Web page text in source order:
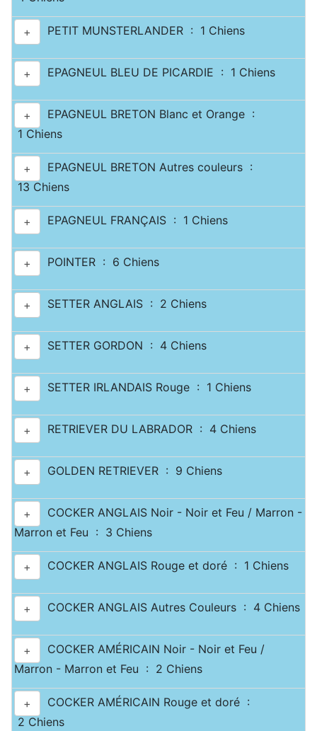
+ PETIT MUNSTERLANDER : 1 Chiens
+ EPAGNEUL BLEU DE PICARDIE : 1 Chiens
+
EPAGNEUL BRETON Blanc et Orange :
1 Chiens
+
EPAGNEUL BRETON Autres couleurs :
13 Chiens
+ EPAGNEUL FRANÇAIS : 1 Chiens
+ POINTER : 6 Chiens
+ SETTER ANGLAIS : 2 Chiens
+ SETTER GORDON : 4 Chiens
+ SETTER IRLANDAIS Rouge : 1 Chiens
+ RETRIEVER DU LABRADOR : 4 Chiens
+ GOLDEN RETRIEVER : 9 Chiens
+
COCKER ANGLAIS Noir - Noir et Feu / Marron -
Marron et Feu : 3 Chiens
+ COCKER ANGLAIS Rouge et doré : 1 Chiens
+ COCKER ANGLAIS Autres Couleurs : 4 Chiens
+
COCKER AMÉRICAIN Noir - Noir et Feu /
Marron - Marron et Feu : 2 Chiens
+
COCKER AMÉRICAIN Rouge et doré :
2 Chiens